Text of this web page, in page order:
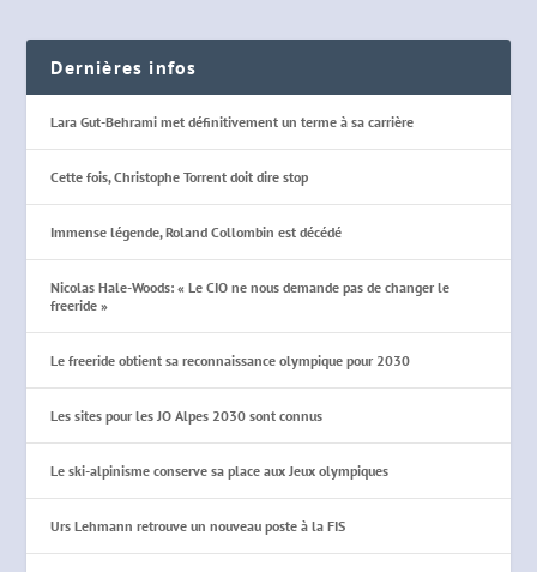
Dernières infos
Lara Gut-Behrami met définitivement un terme à sa carrière
Cette fois, Christophe Torrent doit dire stop
Immense légende, Roland Collombin est décédé
Nicolas Hale-Woods: « Le CIO ne nous demande pas de changer le
freeride »
Le freeride obtient sa reconnaissance olympique pour 2030
Les sites pour les JO Alpes 2030 sont connus
Le ski-alpinisme conserve sa place aux Jeux olympiques
Urs Lehmann retrouve un nouveau poste à la FIS